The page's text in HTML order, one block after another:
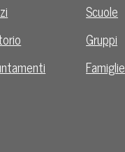
Scuole
Gruppi
Famiglie